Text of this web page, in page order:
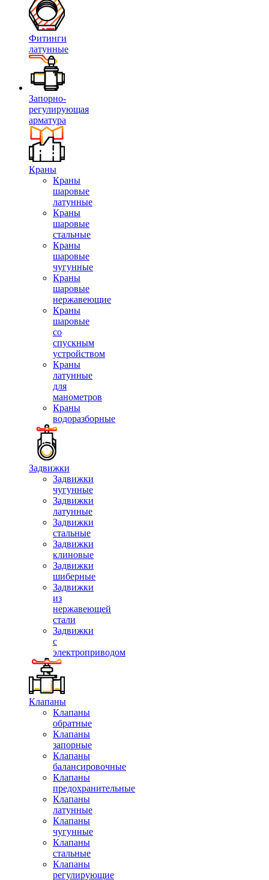
Фитинги
латунные
Запорно-
регулирующая
арматура
Краны
Краны
шаровые
латунные
Краны
шаровые
стальные
Краны
шаровые
чугунные
Краны
шаровые
нержавеющие
Краны
шаровые
со
спускным
устройством
Краны
латунные
для
манометров
Краны
водоразборные
Задвижки
Задвижки
чугунные
Задвижки
латунные
Задвижки
стальные
Задвижки
клиновые
Задвижки
шиберные
Задвижки
из
нержавеющей
стали
Задвижки
с
электроприводом
Клапаны
Клапаны
обратные
Клапаны
запорные
Клапаны
балансировочные
Клапаны
предохранительные
Клапаны
латунные
Клапаны
чугунные
Клапаны
стальные
Клапаны
регулирующие